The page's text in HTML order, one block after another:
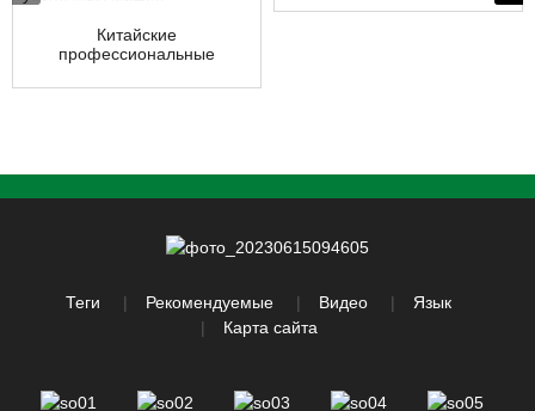
Китайские
профессиональные
диаметр 580 мм...
тягачах...
Теги Рекомендуемые Видео
Язык
Карта сайта